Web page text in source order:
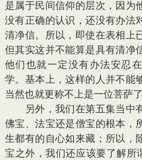
是属于民间信仰的层次，因为
没有正确的认识，还没有办法
清净信。所以，即使在表相上
但其实这并不能算是具有清净
他们也就一定没有办法安忍
学。基本上，这样的人并不能
当然也就更称不上是一位菩萨了
另外，我们在第五集当中
佛宝、法宝还是僧宝的根本，
生都有的自心如来藏；所以，
宝之外，我们还应该要了解所